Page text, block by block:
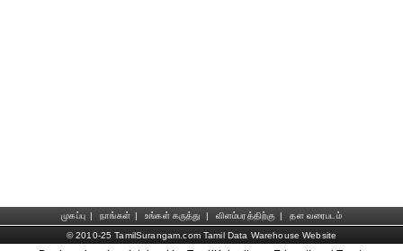
முகப்பு | நாங்கள் | உங்கள் கருத்து | விளம்பரத்திற்கு |
தள வரைபடம்
© 2010-25 TamilSurangam.com Tamil Data Warehouse Website